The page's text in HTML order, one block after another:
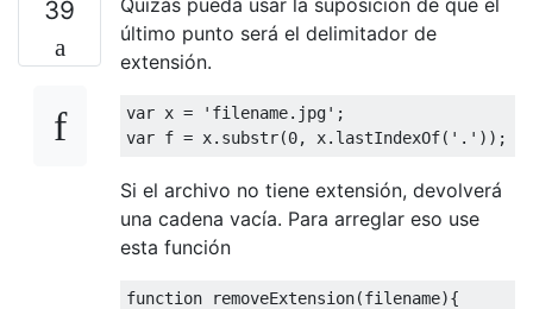
39
último punto será el delimitador de
extensión.
var x = 'filename.jpg' ;
var f = x. substr(0, x. lastIndexOf( '.' ));
Si el archivo no tiene extensión, devolverá
una cadena vacía. Para arreglar eso use
esta función
function removeExtension(filename){